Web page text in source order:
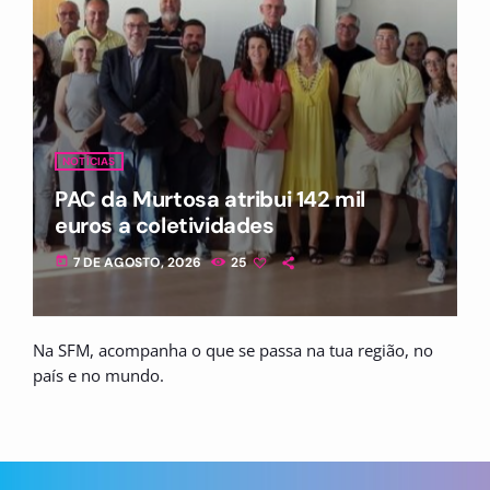
NOTÍCIAS
PAC da Murtosa atribui 142 mil
euros a coletividades
today 7 DE AGOSTO, 2026 25
Na SFM, acompanha o que se passa na tua região, no
país e no mundo.